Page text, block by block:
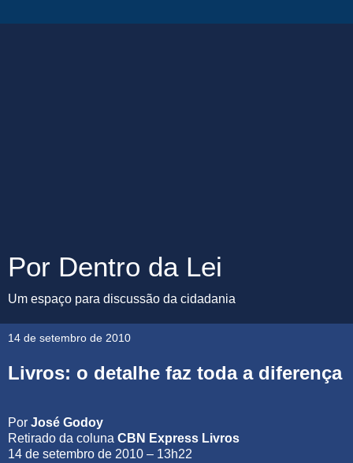
Por Dentro da Lei
Um espaço para discussão da cidadania
14 de setembro de 2010
Livros: o detalhe faz toda a diferença
Por José Godoy
Retirado da coluna CBN Express Livros
14 de setembro de 2010 – 13h22